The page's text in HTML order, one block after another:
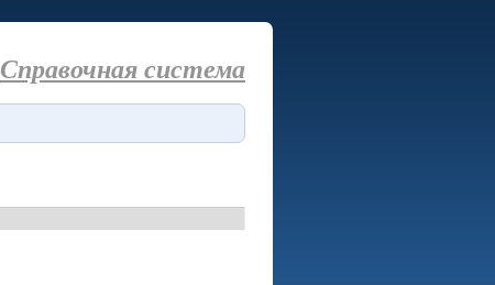
Справочная система